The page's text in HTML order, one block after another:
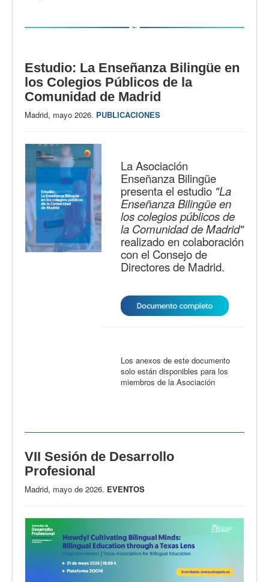
Estudio: La Enseñanza Bilingüe en
los Colegios Públicos de la
Comunidad de Madrid
Madrid, mayo 2026. PUBLICACIONES
La Asociación
Enseñanza Bilingüe
presenta el estudio "La
Enseñanza Bilingüe en
los colegios públicos de
la Comunidad de Madrid"
realizado en colaboración
con el Consejo de
Directores de Madrid.
Los anexos de este documento
solo están disponibles para los
miembros de la Asociación
VII Sesión de Desarrollo
Profesional
Madrid, mayo de 2026. EVENTOS